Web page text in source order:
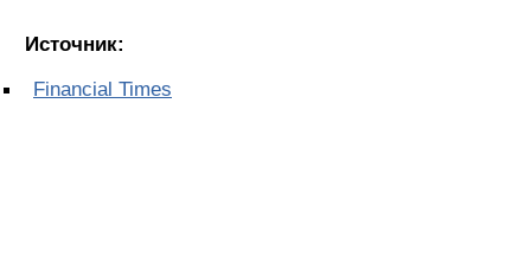
Источник:
Financial Times